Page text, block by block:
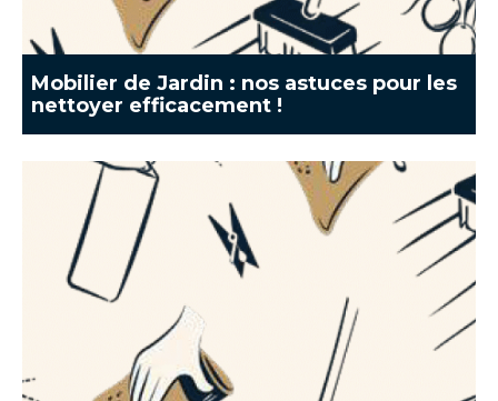
Mobilier de Jardin : nos astuces pour les
nettoyer efficacement !